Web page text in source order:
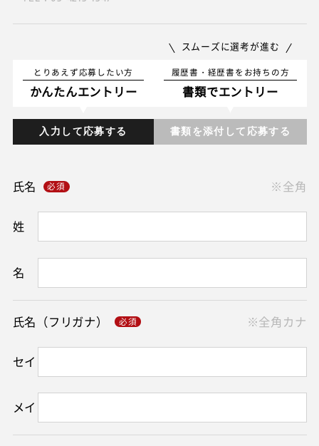
とりあえず応募したい方
かんたんエントリー
入力して応募する
スムーズに選考が進む
履歴書・経歴書をお持ちの方
書類でエントリー
書類を添付して応募する
氏名
姓
名
※全角
氏名（フリガナ）
セイ
メイ
※全角カナ